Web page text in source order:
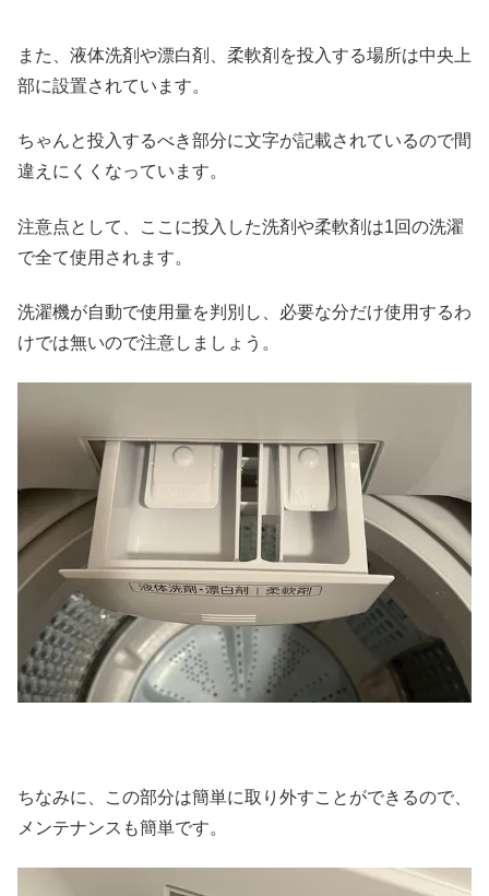
また、液体洗剤や漂白剤、柔軟剤を投入する場所は中央上
部に設置されています。
ちゃんと投入するべき部分に文字が記載されているので間
違えにくくなっています。
注意点として、ここに投入した洗剤や柔軟剤は1回の洗濯
で全て使用されます。
洗濯機が自動で使用量を判別し、必要な分だけ使用するわ
けでは無いので注意しましょう。
ちなみに、この部分は簡単に取り外すことができるので、
メンテナンスも簡単です。